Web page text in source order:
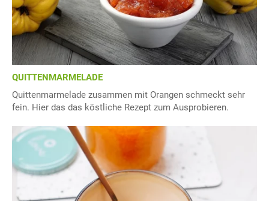
QUITTENMARMELADE
Quittenmarmelade zusammen mit Orangen schmeckt sehr
fein. Hier das das köstliche Rezept zum Ausprobieren.